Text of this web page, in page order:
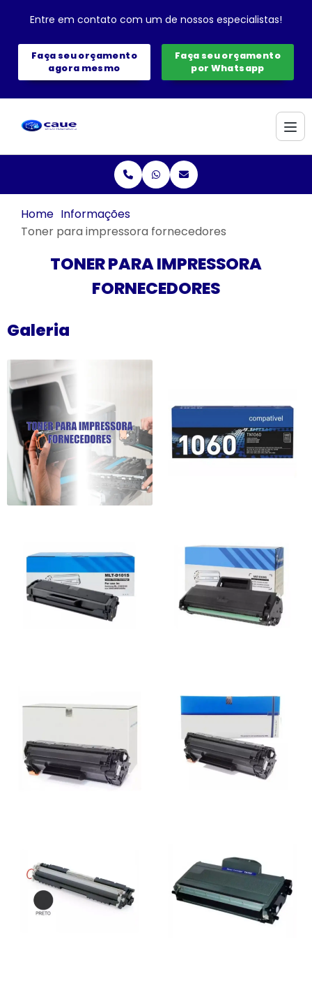
Entre em contato com um de nossos especialistas!
Faça seu orçamento
agora mesmo
Faça seu orçamento
por Whatsapp
Home Informações
Toner para impressora fornecedores
TONER PARA IMPRESSORA
FORNECEDORES
Galeria